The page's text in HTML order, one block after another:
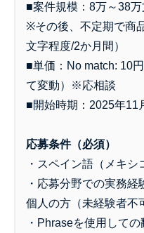
■案件規模：8万～38
※その後、不定期で商
文字程度/2か月間）
■単価：No match: 10
て変動）※応相談
■開始時期：2025年11
応募条件（必須）
・スペイン語（メキ
・応募分野での実務
個人の方（未経験者不
・Phraseを使用して